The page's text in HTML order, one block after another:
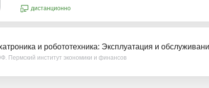
дистанционно
и робототехника: Эксплуатация и
Пермский институт экономики и финансов